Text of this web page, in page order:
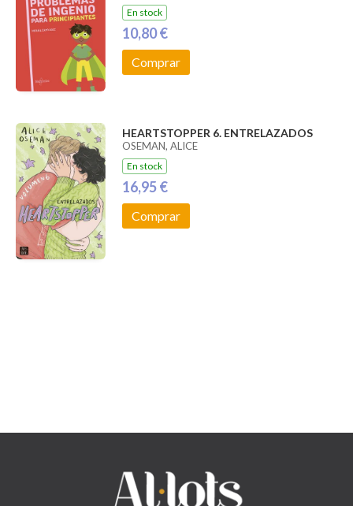
En stock
10,80 €
Comprar
HEARTSTOPPER 6. ENTRELAZADOS
OSEMAN, ALICE
En stock
16,95 €
Comprar